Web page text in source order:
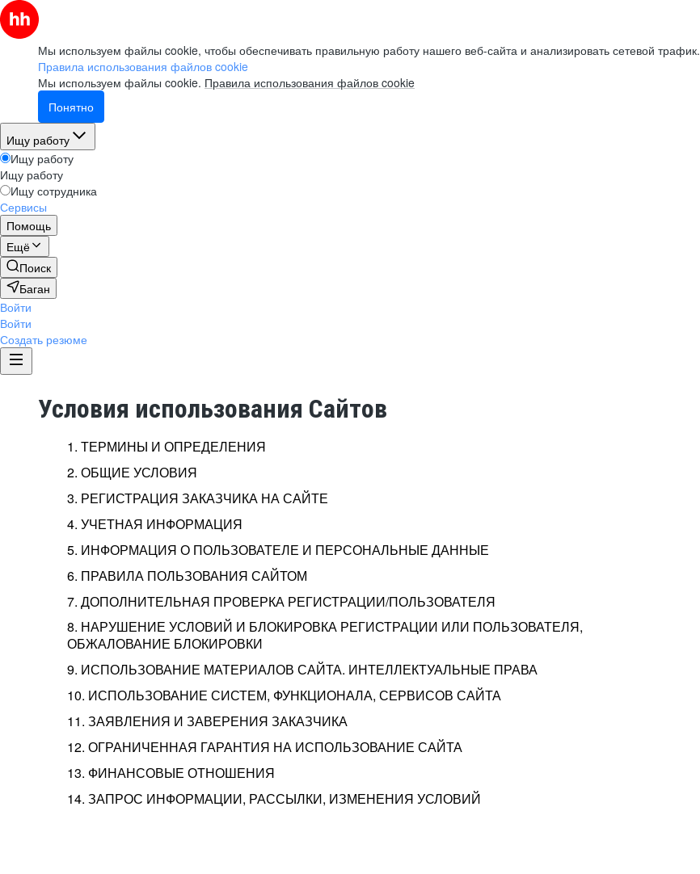
Мы используем файлы cookie, чтобы обеспечивать правильную работу нашего веб-сайта и анализировать сетевой трафик.
Правила использования файлов cookie
Мы используем файлы cookie. Правила использования файлов cookie
Понятно
Ищу работу
Ищу работу
Ищу работу
Ищу сотрудника
Сервисы
Помощь
Ещё
Поиск
Баган
Войти
Войти
Создать резюме
Условия использования Сайтов
1. ТЕРМИНЫ И ОПРЕДЕЛЕНИЯ
2. ОБЩИЕ УСЛОВИЯ
3. РЕГИСТРАЦИЯ ЗАКАЗЧИКА НА САЙТЕ
4. УЧЕТНАЯ ИНФОРМАЦИЯ
5. ИНФОРМАЦИЯ О ПОЛЬЗОВАТЕЛЕ И ПЕРСОНАЛЬНЫЕ ДАННЫЕ
6. ПРАВИЛА ПОЛЬЗОВАНИЯ САЙТОМ
7. ДОПОЛНИТЕЛЬНАЯ ПРОВЕРКА РЕГИСТРАЦИИ/ПОЛЬЗОВАТЕЛЯ
8. НАРУШЕНИЕ УСЛОВИЙ И БЛОКИРОВКА РЕГИСТРАЦИИ ИЛИ ПОЛЬЗОВАТЕЛЯ,
ОБЖАЛОВАНИЕ БЛОКИРОВКИ
9. ИСПОЛЬЗОВАНИЕ МАТЕРИАЛОВ САЙТА. ИНТЕЛЛЕКТУАЛЬНЫЕ ПРАВА
10. ИСПОЛЬЗОВАНИЕ СИСТЕМ, ФУНКЦИОНАЛА, СЕРВИСОВ САЙТА
11. ЗАЯВЛЕНИЯ И ЗАВЕРЕНИЯ ЗАКАЗЧИКА
12. ОГРАНИЧЕННАЯ ГАРАНТИЯ НА ИСПОЛЬЗОВАНИЕ САЙТА
13. ФИНАНСОВЫЕ ОТНОШЕНИЯ
14. ЗАПРОС ИНФОРМАЦИИ, РАССЫЛКИ, ИЗМЕНЕНИЯ УСЛОВИЙ